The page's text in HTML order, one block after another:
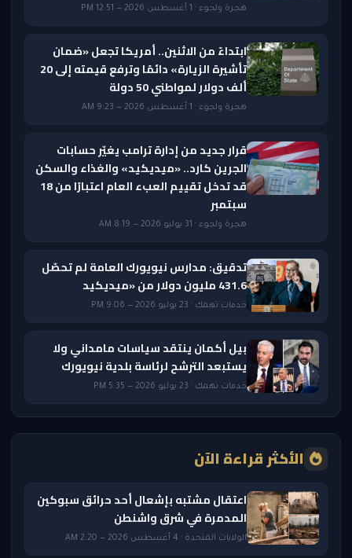
هجرة ولجوء · 1 أغسطس 2026 — 12:51 PM
ابتداءً من الاثنين.. أمريكا تجعل «ضمان
تأشيرة الزيارة» دائمًا وترفع قيمته إلى 20
ألف دولار لمواطني 50 دولة
هجرة ولجوء · 1 أغسطس 2026 — 9:23 AM
قرار جديد من إدارة ترامب يغيّر حسابات
الجرين كارد.. «ميديكيد» والغذاء والسكن
قد تدخل تقييم العبء العام اعتبارًا من 18
سبتمبر
هجرة ولجوء · 31 يوليو 2026 — 8:19 AM
تدقيق: مدارس نيويورك العامة لم تحصّل
431.6 مليون دولار من «ميديكيد
خدمات تهمك · 23 يوليو 2026 — 9:06 PM
بيل أكمان ينتقد سياسات مامداني ولا
يستبعد الترشح لرئاسة بلدية نيويورك
خدمات تهمك · 23 يوليو 2026 — 5:35 PM
الأكثر قراءة الآن
اعتقال مشتبه بإشعال أحد حرائق سبوكين
المدمرة في شرق واشنطن
الولايات المتحدة · 4 أغسطس 2026 — 2:20 AM